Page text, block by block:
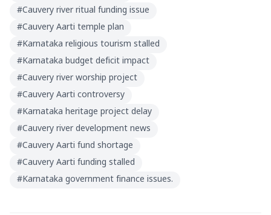
#Cauvery river ritual funding issue
#Cauvery Aarti temple plan
#Karnataka religious tourism stalled
#Karnataka budget deficit impact
#Cauvery river worship project
#Cauvery Aarti controversy
#Karnataka heritage project delay
#Cauvery river development news
#Cauvery Aarti fund shortage
#Cauvery Aarti funding stalled
#Karnataka government finance issues.